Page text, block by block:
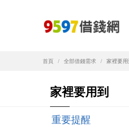
首頁 全部借錢需求 家裡要用
家裡要用到
重要提醒